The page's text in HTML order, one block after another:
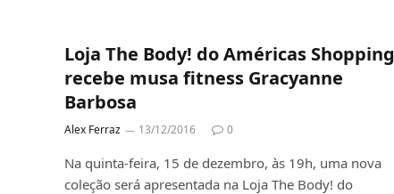
Loja The Body! do Américas Shopping
recebe musa fitness Gracyanne
Barbosa
Alex Ferraz 13/12/2016 0
Na quinta-feira, 15 de dezembro, às 19h, uma nova
coleção será apresentada na Loja The Body! do